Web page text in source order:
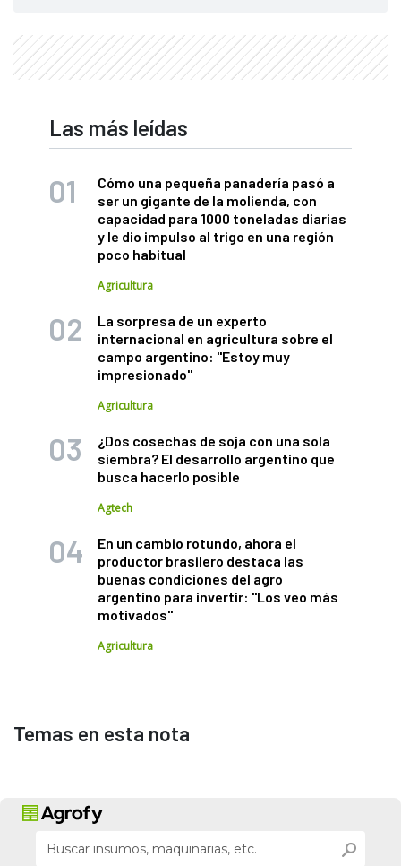
Las más leídas
Cómo una pequeña panadería pasó a
ser un gigante de la molienda, con
capacidad para 1000 toneladas diarias
y le dio impulso al trigo en una región
poco habitual
Agricultura
La sorpresa de un experto
internacional en agricultura sobre el
campo argentino: "Estoy muy
impresionado"
Agricultura
¿Dos cosechas de soja con una sola
siembra? El desarrollo argentino que
busca hacerlo posible
Agtech
En un cambio rotundo, ahora el
productor brasilero destaca las
buenas condiciones del agro
argentino para invertir: "Los veo más
motivados"
Agricultura
Temas en esta nota